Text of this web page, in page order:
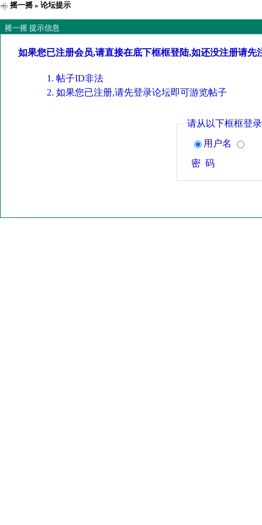
摇一摇» 论坛提示
摇一摇 提示信息
如果您已注册会员,请直接在底下框框登陆,如还没注册请先
帖子ID非法
如果您已注册,请先登录论坛即可游览帖子
请从以下框框登
用户名
密 码